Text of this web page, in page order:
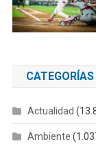
CATEGORÍAS
Actualidad
Ambiente